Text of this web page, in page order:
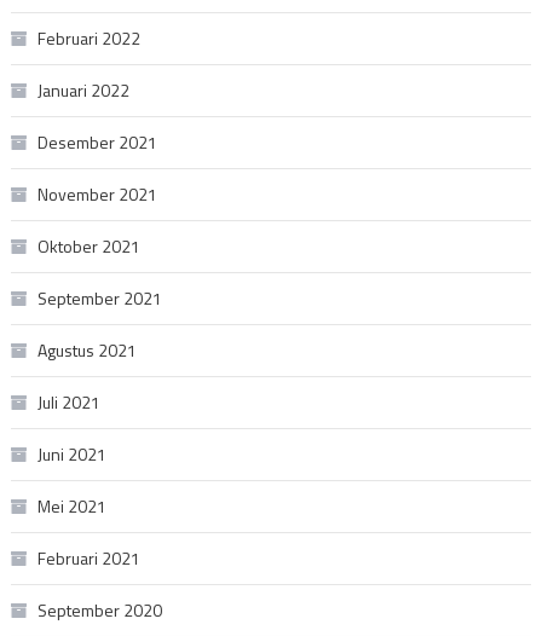
Februari 2022
Januari 2022
Desember 2021
November 2021
Oktober 2021
September 2021
Agustus 2021
Juli 2021
Juni 2021
Mei 2021
Februari 2021
September 2020